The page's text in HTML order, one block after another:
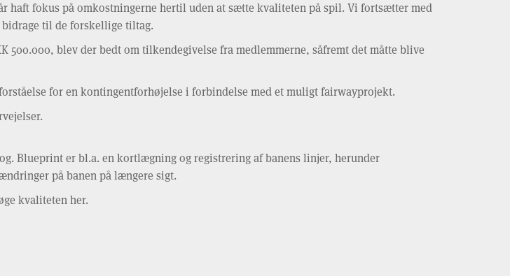
haft fokus på omkostningerne hertil uden at sætte kvaliteten på spil. Vi fortsætter med
til de forskellige tiltag.
blev der bedt om tilkendegivelse fra medlemmerne, såfremt det måtte blive
for en kontingentforhøjelse i forbindelse med et muligt fairwayprojekt.
Blueprint er bl.a. en kortlægning og registrering af banens linjer, herunder
på banen på længere sigt.
kvaliteten her.